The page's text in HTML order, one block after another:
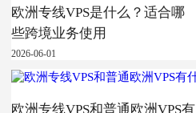
欧洲专线VPS是什么？适合哪
些跨境业务使用
2026-06-01
欧洲专线VPS和普通欧洲VPS有